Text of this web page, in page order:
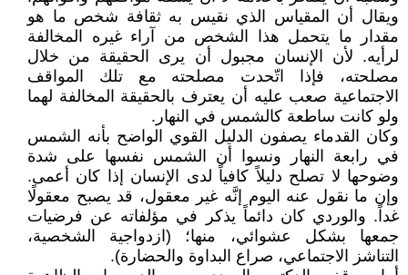
ويقال أن المقياس الذي نقيس به ثقافة شخص ما هو
مقدار ما يتحمل هذا الشخص من آراء غيره المخالفة
لرأيه. لأن الإنسان مجبول أن يرى الحقيقة من خلال
مصلحته، فإذا اتّحدت مصلحته مع تلك المواقف
الاجتماعية صعب عليه أن يعترف بالحقيقة المخالفة لهما
ولو كانت ساطعة كالشمس في النهار.
وكان القدماء يصفون الدليل القوي الواضح بأنه الشمس
في رابعة النهار ونسوا أن الشمس نفسها على شدة
وضوحها لا تصلح دليلاً كافياً لدى الإنسان إذا كان أعمى.
وإن ما نقول عنه اليوم إنَّه غير معقول، قد يصبح معقولًا
غداً. والوردي كان دائماً يذكر في مؤلفاته عن فرضيات
جمعها بشكل عشوائي، منها؛ (ازدواجية الشخصية،
التناشز الاجتماعي، صراع البداوة والحضارة).